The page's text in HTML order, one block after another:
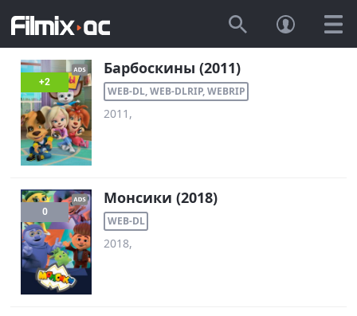
+2
Барбоскины (2011)
WEB-DL, WEB-DLRIP, WEBRIP
2011,
0
Монсики (2018)
WEB-DL
2018,